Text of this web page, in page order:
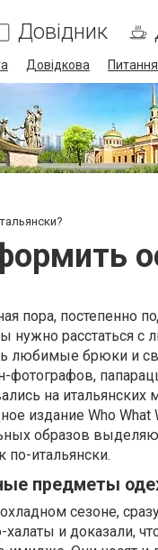
Довідник
Довідкова
пора, постепенно
нужно расстаться
любимые брюки и
на
издание Who What
образов
по-итальянски.
предметы
сезоне,
и доказали,